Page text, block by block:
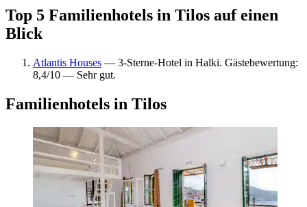
Top 5 Familienhotels in Tilos auf einen
Blick
Atlantis Houses — 3-Sterne-Hotel in Halki. Gästebewertung:
8,4/10 — Sehr gut.
Familienhotels in Tilos